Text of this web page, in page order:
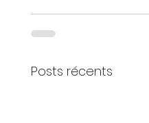
Posts récents